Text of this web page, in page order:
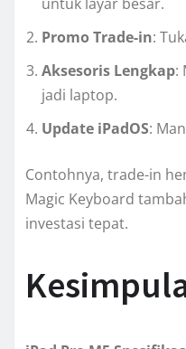
untuk layar besar.
Promo Trade-in:
Aksesoris Lengkap:
jadi laptop.
Update iPadOS:
Contohnya, trade-in
Magic Keyboard
investasi tepat.